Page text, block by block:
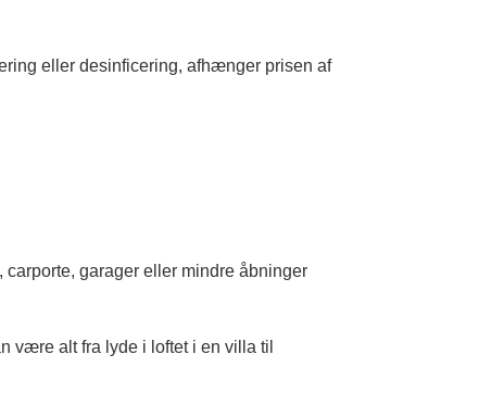
eller desinficering, afhænger prisen af
garager eller mindre åbninger
være alt fra lyde i loftet i en villa til